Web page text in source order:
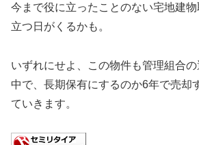
今まで役に立ったことのない宅地建
立つ日がくるかも。
いずれにせよ、この物件も管理組合
中で、長期保有にするのか6年で売却
ていきます。